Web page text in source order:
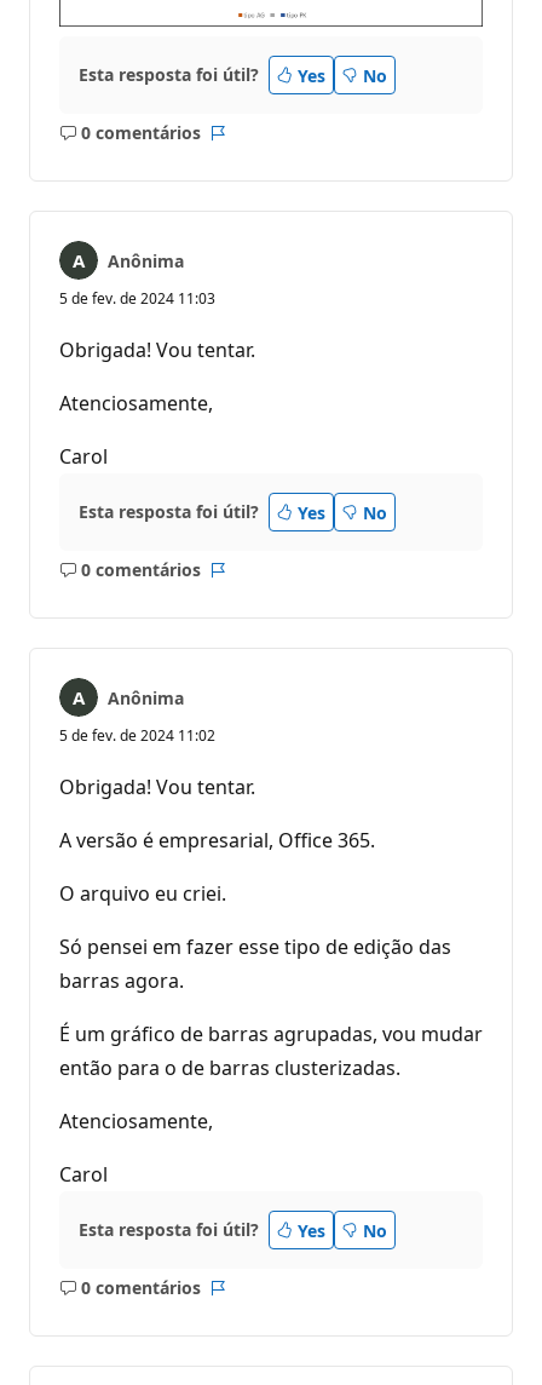
Esta resposta foi útil? Yes No
0 comentários
Sem
Relatório
Anônima
5 de fev. de 2024 11:03
Obrigada! Vou tentar.
Atenciosamente,
Carol
Esta resposta foi útil? Yes No
0 comentários
Sem
Relatório
Anônima
5 de fev. de 2024 11:02
Obrigada! Vou tentar.
A versão é empresarial, Office 365.
O arquivo eu criei.
Só pensei em fazer esse tipo de edição das
barras agora.
É um gráfico de barras agrupadas, vou mudar
então para o de barras clusterizadas.
Atenciosamente,
Carol
Esta resposta foi útil? Yes No
0 comentários
Sem
Relatório